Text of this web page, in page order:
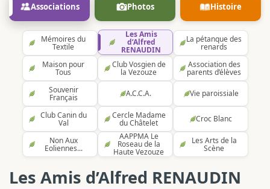
Associations Photos Histoire
Mémoires du
Textile
Les Amis
d’Alfred
RENAUDIN
La pétanque des
renards
Maison pour
Tous
Club Vosgien de
la Vezouze
Association des
parents d’élèves
Souvenir
Français A.C.C.A. Vie paroissiale
Club Canin du
Val
Cercle Madame
du Châtelet Croc Blanc
Non Aux
Eoliennes...
AAPPMA Le
Roseau de la
Haute Vezouze
Les Arts de la
Scène
Les Amis d’Alfred RENAUDIN